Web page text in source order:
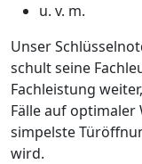
u. v. m.
Unser
schult seine
Fachleistung
Fälle auf optimaler
simpelste
wird.